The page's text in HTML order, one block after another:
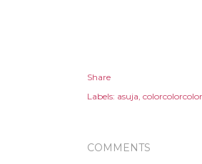
Share
Labels: asuja colorcolorcolor
COMMENTS